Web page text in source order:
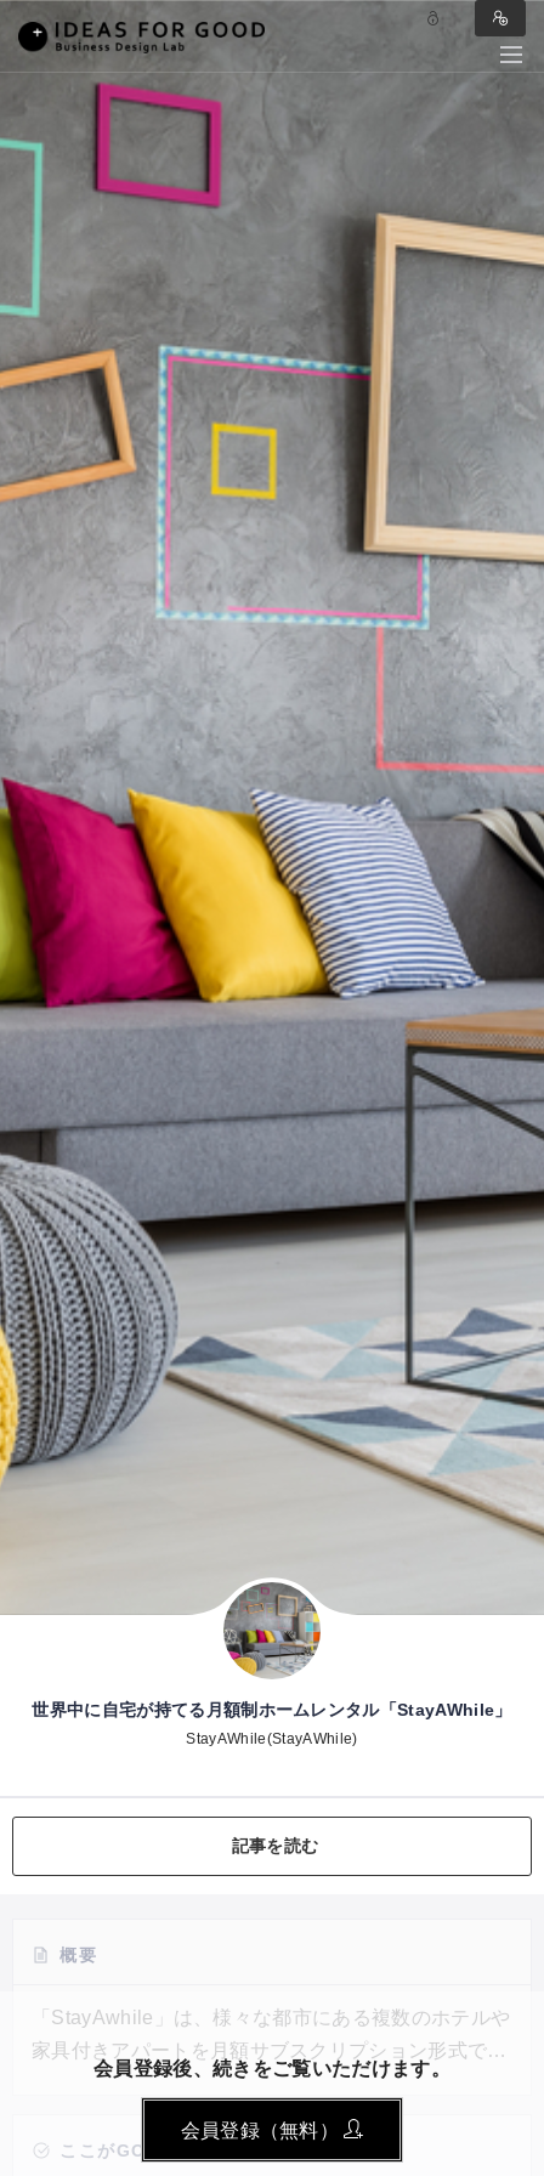
世界中に自宅が持てる月額制ホームレンタル「StayAWhile」
StayAWhile(StayAWhile)
記事を読む
概要
「StayAwhile」は、様々な都市にある複数のホテルや
家具付きアパートを月額サブスクリプション形式で自
由に借りられる会員制サービスだ。今後、欧州の主要
な25都市、中南米など、世界中にサービス拡大を予定
している。メンバーは毎月の会費を支払うことで好き
ここがGOOD!
会員登録後、続きをご覧いただけます。
会員登録（無料）